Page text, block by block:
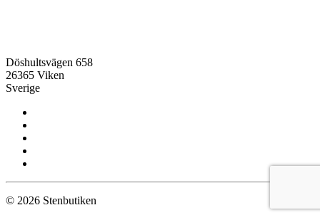
Döshultsvägen 658
26365 Viken
Sverige
© 2026 Stenbutiken